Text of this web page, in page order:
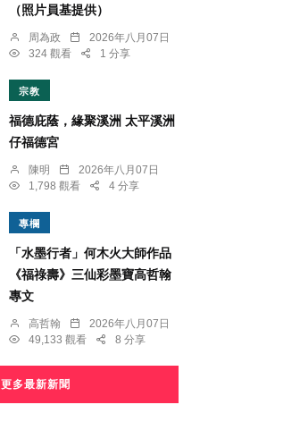
（照片員基提供）
周為政
2026年八月07日
324 觀看
1 分享
宗教
福德庇蔭，緣聚溪洲 太平溪洲
仔福德宮
陳明
2026年八月07日
1,798 觀看
4 分享
專欄
「水墨行者」何木火大師作品
《福祿壽》三仙彩墨寶高哲翰
專文
高哲翰
2026年八月07日
49,133 觀看
8 分享
更多最新新聞